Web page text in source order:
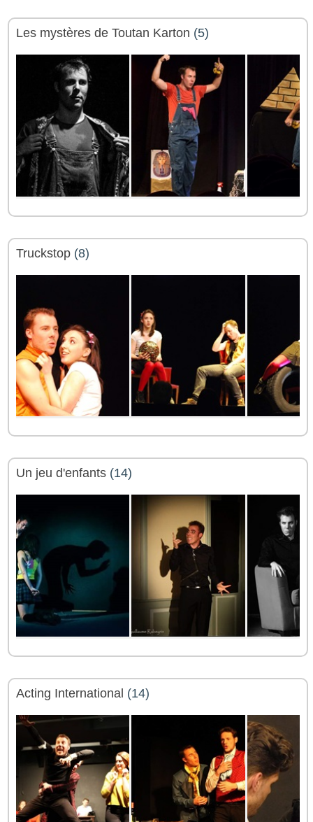
Les mystères de Toutan Karton (5)
Truckstop (8)
Un jeu d'enfants (14)
Acting International (14)